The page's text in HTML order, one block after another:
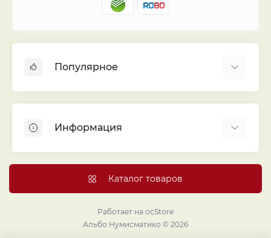
Популярное
Монеты
Банкноты
Листы для монет
Капсулы и холдеры
Проекты издательства
Информация
Договор публичной оферты
Политика конфиденциальности
Правовой раздел
Каталог товаров
Работает на ocStore
Альбо Нумисматико © 2026